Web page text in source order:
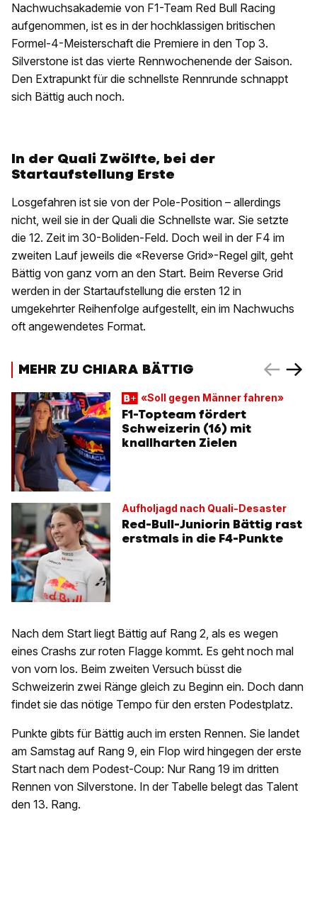
Nachwuchsakademie von F1-Team Red Bull Racing
aufgenommen, ist es in der hochklassigen britischen
Formel-4-Meisterschaft die Premiere in den Top 3.
Silverstone ist das vierte Rennwochenende der Saison.
Den Extrapunkt für die schnellste Rennrunde schnappt
sich Bättig auch noch.
In der Quali Zwölfte, bei der
Startaufstellung Erste
Losgefahren ist sie von der Pole-Position – allerdings
nicht, weil sie in der Quali die Schnellste war. Sie setzte
die 12. Zeit im 30-Boliden-Feld. Doch weil in der F4 im
zweiten Lauf jeweils die «Reverse Grid»-Regel gilt, geht
Bättig von ganz vorn an den Start. Beim Reverse Grid
werden in der Startaufstellung die ersten 12 in
umgekehrter Reihenfolge aufgestellt, ein im Nachwuchs
oft angewendetes Format.
MEHR ZU CHIARA BÄTTIG
«Soll gegen Männer fahren»
F1-Topteam fördert
Schweizerin (16) mit
knallharten Zielen
Aufholjagd nach Quali-Desaster
Red-Bull-Juniorin Bättig rast
erstmals in die F4-Punkte
Nach dem Start liegt Bättig auf Rang 2, als es wegen
eines Crashs zur roten Flagge kommt. Es geht noch mal
von vorn los. Beim zweiten Versuch büsst die
Schweizerin zwei Ränge gleich zu Beginn ein. Doch dann
findet sie das nötige Tempo für den ersten Podestplatz.
Punkte gibts für Bättig auch im ersten Rennen. Sie landet
am Samstag auf Rang 9, ein Flop wird hingegen der erste
Start nach dem Podest-Coup: Nur Rang 19 im dritten
Rennen von Silverstone. In der Tabelle belegt das Talent
den 13. Rang.